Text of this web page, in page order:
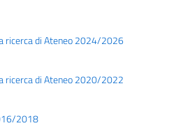
ricerca di Ateneo 2024/2026
ricerca di Ateneo 2020/2022
2018